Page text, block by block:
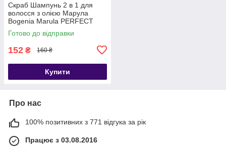
Скраб Шампунь 2 в 1 для
волосся з олією Марула
Bogenia Marula PERFECT
CLEAN 2-IN-1 SCALP SCRUB
+ SHAMPOO BG403
Готово до відправки
152 ₴ 160 ₴
Купити
Про нас
100% позитивних з 771 відгука за рік
Працює з 03.08.2016